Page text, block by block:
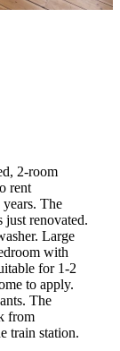
2-room
rent
The
just renovated.
Large
with
for 1-2
to apply.
The
from
train station.